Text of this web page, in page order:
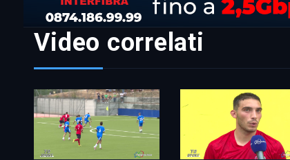
Video correlati